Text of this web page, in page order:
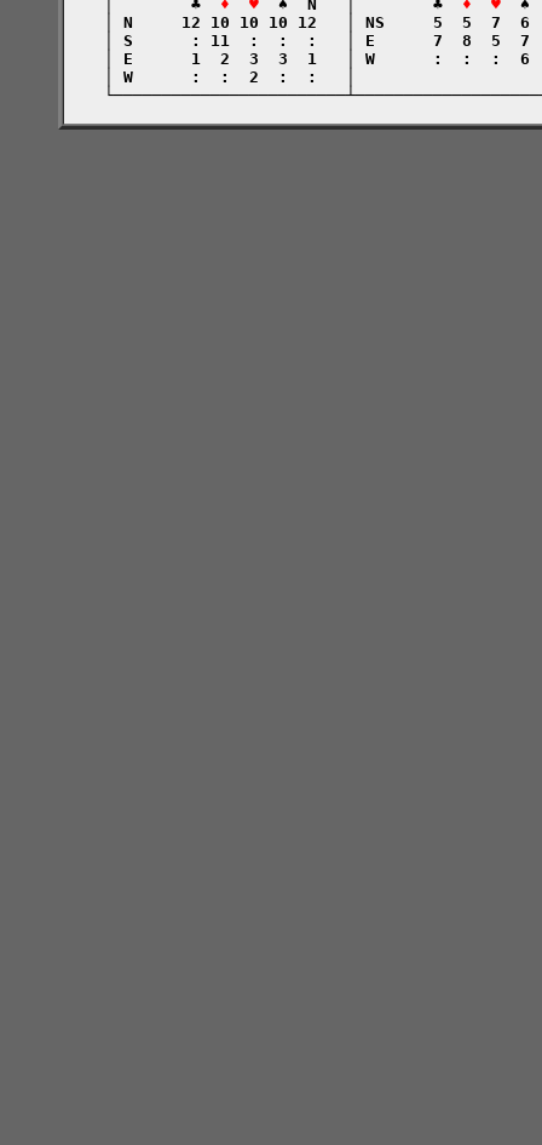
    │        ♣
♦  ♥
  ♠  N   │        ♣
♦  ♥
♠
│ N     12 10 10 10 12   │ NS     5  5  7
│ S      : 11  :  :  :   │ E      7  8  5
│ E      1  2  3  3  1   │ W      :  :  :
│ W      :  :  2  :  :   │